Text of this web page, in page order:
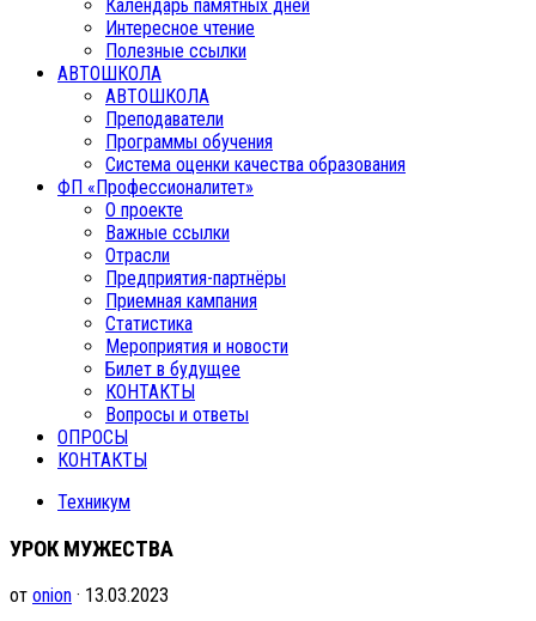
Календарь памятных дней
Интересное чтение
Полезные ссылки
АВТОШКОЛА
АВТОШКОЛА
Преподаватели
Программы обучения
Система оценки качества образования
ФП «Профессионалитет»
О проекте
Важные ссылки
Отрасли
Предприятия-партнёры
Приемная кампания
Статистика
Мероприятия и новости
Билет в будущее
КОНТАКТЫ
Вопросы и ответы
ОПРОСЫ
КОНТАКТЫ
Техникум
УРОК МУЖЕСТВА
от onion · 13.03.2023